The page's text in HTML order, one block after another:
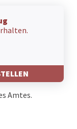
Amtes.